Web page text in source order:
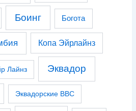
Боинг Богота
Копа Эйрлайнз
Лайнз Эквадор
Эквадорские ВВС